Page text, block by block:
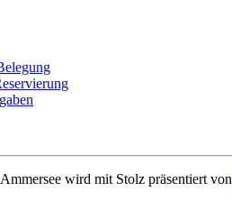
wird mit Stolz präsentiert von